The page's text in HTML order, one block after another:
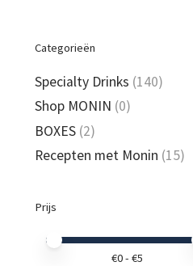
Categorieën
Specialty Drinks (140)
Shop MONIN (0)
BOXES (2)
Recepten met Monin (15)
Prijs
Minimale prijswaarde
Price maximum value
€0- €5